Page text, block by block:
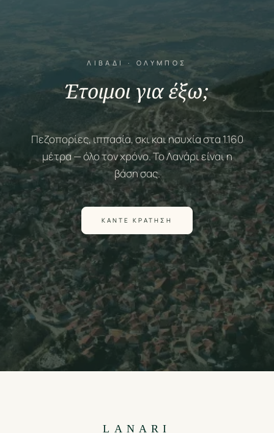
ΛΙΒΆΔΙ · ΌΛΥΜΠΟΣ
Έτοιμοι για έξω;
Πεζοπορίες, ιππασία, σκι και ησυχία στα 1.160
μέτρα — όλο τον χρόνο. Το Λανάρι είναι η
βάση σας.
ΚΆΝΤΕ ΚΡΆΤΗΣΗ
LANARI